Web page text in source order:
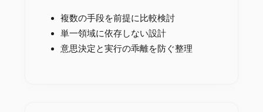
複数の手段を前提に比較検討
単一領域に依存しない設計
意思決定と実行の乖離を防ぐ整理